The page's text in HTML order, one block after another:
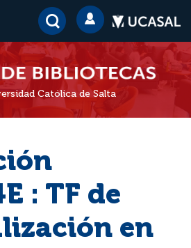
Católica de Salta
: TF de
en